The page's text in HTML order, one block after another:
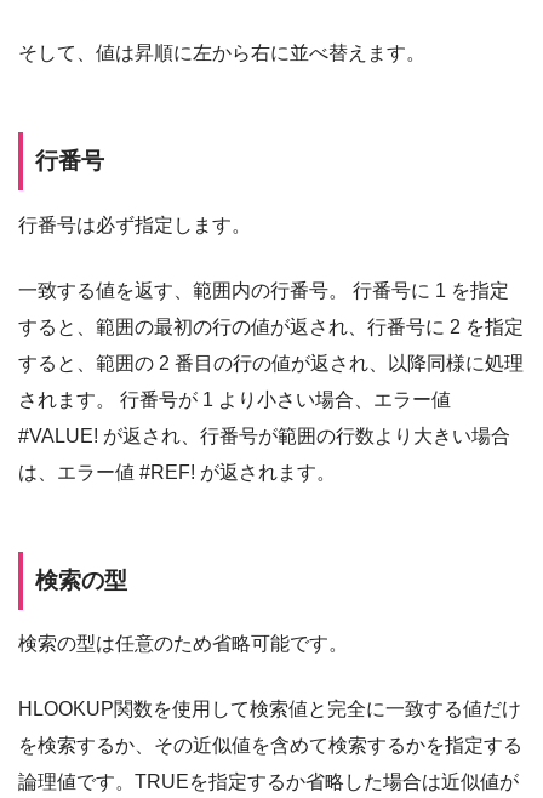
そして、値は昇順に左から右に並べ替えます。
行番号
行番号は必ず指定します。
一致する値を返す、範囲内の行番号。 行番号に 1 を指定
すると、範囲の最初の行の値が返され、行番号に 2 を指定
すると、範囲の 2 番目の行の値が返され、以降同様に処理
されます。 行番号が 1 より小さい場合、エラー値
#VALUE! が返され、行番号が範囲の行数より大きい場合
は、エラー値 #REF! が返されます。
検索の型
検索の型は任意のため省略可能です。
HLOOKUP関数を使用して検索値と完全に一致する値だけ
を検索するか、その近似値を含めて検索するかを指定する
論理値です。TRUEを指定するか省略した場合は近似値が